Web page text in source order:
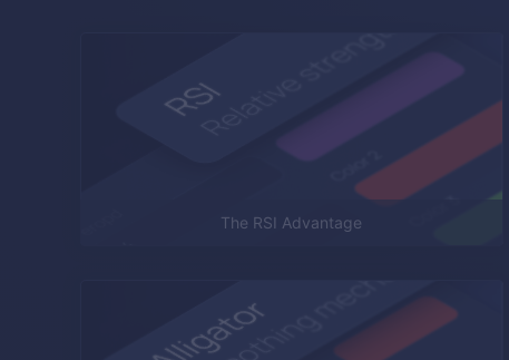
The RSI Advantage